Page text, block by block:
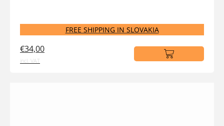
FREE SHIPPING IN SLOVAKIA
€34,00
incl. VAT